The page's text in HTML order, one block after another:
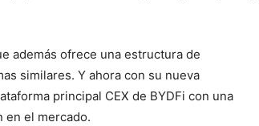
además ofrece una estructura de
similares. Y ahora con su nueva
principal CEX de BYDFi con una
en el mercado.